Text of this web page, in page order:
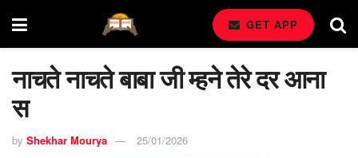
GET APP
नाचते नाचते बाबा जी म्हने तेरे दर आना
स
by Shekhar Mourya 25/01/2026